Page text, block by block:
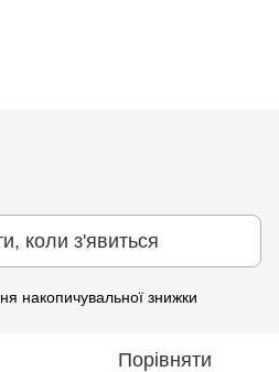
коли з'явиться
накопичувальної знижки
Порівняти